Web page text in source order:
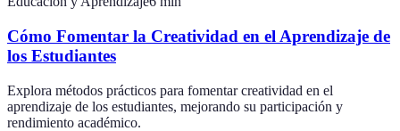
Cómo Fomentar la Creatividad en el Aprendizaje de
los Estudiantes
Explora métodos prácticos para fomentar creatividad en el
aprendizaje de los estudiantes, mejorando su participación y
rendimiento académico.